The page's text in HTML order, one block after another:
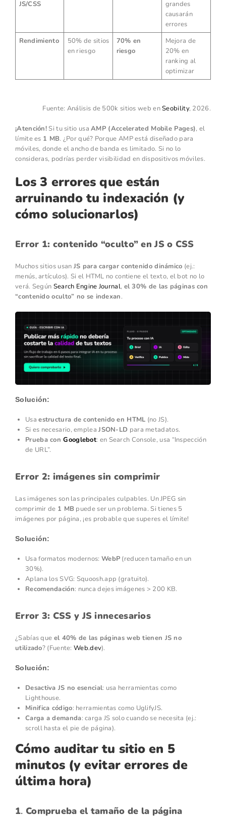
JS/CSS
grandes
causarán
errores
Rendimiento
50% de sitios
en riesgo
70% en
riesgo
Mejora de
20% en
ranking al
optimizar
Fuente: Análisis de 500k sitios web enSeobility, 2026.
¡Atención!Si tu sitio usaAMP (Accelerated Mobile Pages), el
límite es 1 MB. ¿Por qué? Porque AMP está diseñado para
móviles, donde el ancho de banda es limitado. Si no lo
consideras, podrías perder visibilidad en dispositivos móviles.
Los 3 errores que están
arruinando tu indexación (y
cómo solucionarlos)
Error 1: contenido “oculto” en JS o CSS
Muchos sitios usan JS para cargar contenido dinámico (ej.:
menús, artículos). Si el HTML no contiene el texto, el bot no lo
verá. Según Search Engine Journal, el 30% de las páginas con
“contenido oculto” no se indexan.
Solución:
Usaestructura de contenido en HTML (no JS).
Si es necesario, empleaJSON-LD para metadatos.
Prueba conGooglebot: en Search Console, usa “Inspección
de URL”.
Error 2: imágenes sin comprimir
Las imágenes son las principales culpables. Un JPEG sin
comprimir de 1 MB puede ser un problema. Si tienes 5
imágenes por página, ¡es probable que superes el límite!
Solución:
Usa formatos modernos: WebP (reducen tamaño en un
30%).
Aplana los SVG: Squoosh.app (gratuito).
Recomendación: nunca dejes imágenes > 200 KB.
Error 3: CSS y JS innecesarios
¿Sabías que el 40% de las páginas web tienen JS no
utilizado? (Fuente:Web.dev).
Solución:
Desactiva JS no esencial: usa herramientas como
Lighthouse.
Minifica código: herramientas como UglifyJS.
Carga a demanda: carga JS solo cuando se necesita (ej.:
scroll hasta el pie de página).
Cómo auditar tu sitio en 5
minutos (y evitar errores de
última hora)
1. Comprueba el tamaño de la página